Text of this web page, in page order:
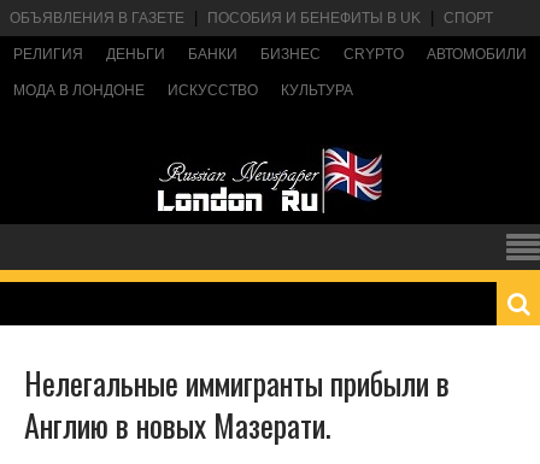
ОБЪЯВЛЕНИЯ В ГАЗЕТЕ ПОСОБИЯ И БЕНЕФИТЫ В UK СПОРТ
РЕЛИГИЯ ДЕНЬГИ БАНКИ БИЗНЕС CRYPTO АВТОМОБИЛИ
МОДА В ЛОНДОНЕ ИСКУССТВО КУЛЬТУРА
Нелегальные иммигранты прибыли в
Англию в новых Мазерати.